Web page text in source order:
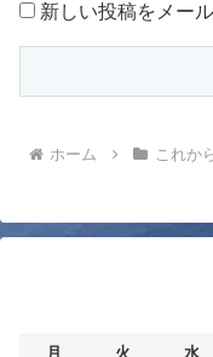
新しい投稿をメー
ホーム これか
月 火 水